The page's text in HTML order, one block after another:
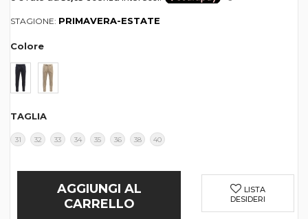
STAGIONE: PRIMAVERA-ESTATE
Colore
TAGLIA
31 32 33 34 35 36 38 40
AGGIUNGI AL
CARRELLO
LISTA
DESIDERI